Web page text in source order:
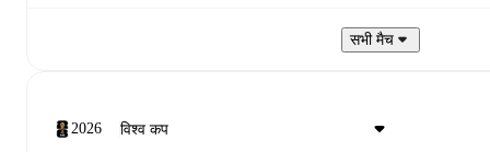
सभी मैच
2026